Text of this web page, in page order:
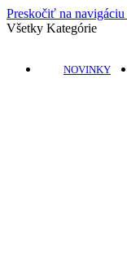
Preskočiť na navigáciu
Všetky Kategórie
NOVINKY